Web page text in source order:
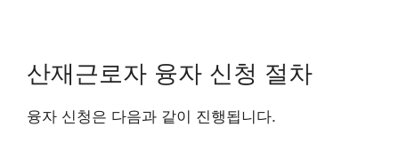
산재근로자 융자 신청 절차
융자 신청은 다음과 같이 진행됩니다.